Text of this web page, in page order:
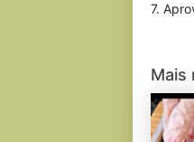
7.
Mais